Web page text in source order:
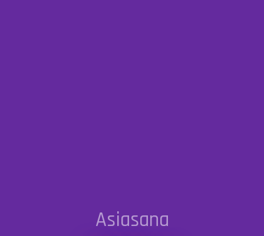
Asiasana